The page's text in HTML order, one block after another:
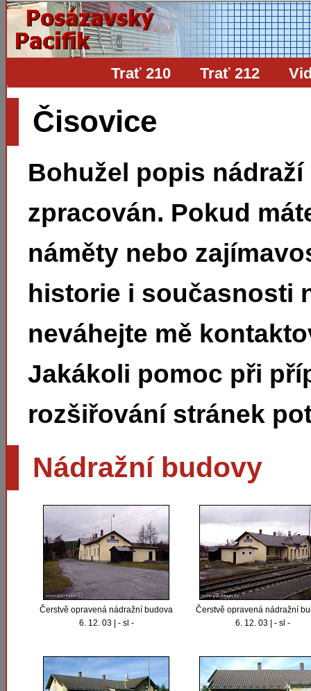
Trať 210 Trať 212
Čisovice
Bohužel popis
zpracován. Pokud
náměty nebo
historie i současnosti
neváhejte mě
Jakákoli pomoc při
rozšiřování stránek
Nádražní budovy
Čerstvě opravená nádražní budova
6. 12. 03 | - sl -
Čerstvě opravená nádražní
6. 12. 03 | - sl -